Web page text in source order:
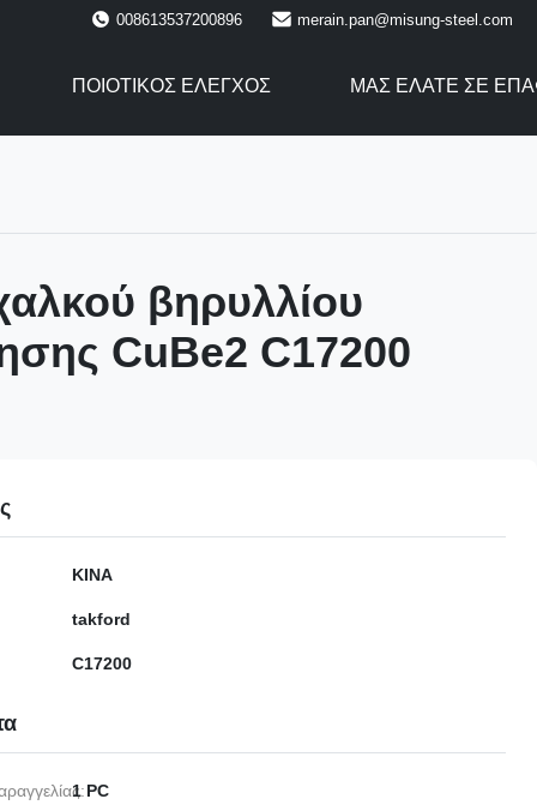
008613537200896 merain.pan@misung-steel.com
ΠΟΙΟΤΙΚΌΣ ΈΛΕΓΧΟΣ ΜΑΣ ΕΛΆΤΕ ΣΕ
βηρυλλίου
CuBe2 C17200
ΚΙΝΑ
takford
C17200
1 PC